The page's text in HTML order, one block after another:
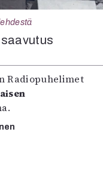
Radiopuhelimet